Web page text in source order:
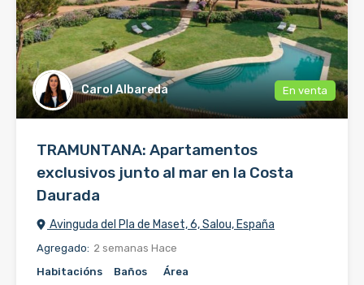
Carol Albareda En venta
TRAMUNTANA: Apartamentos
exclusivos junto al mar en la Costa
Daurada
Avinguda del Pla de Maset, 6, Salou, España
Agregado: 2 semanas Hace
Habitacións
Baños Área